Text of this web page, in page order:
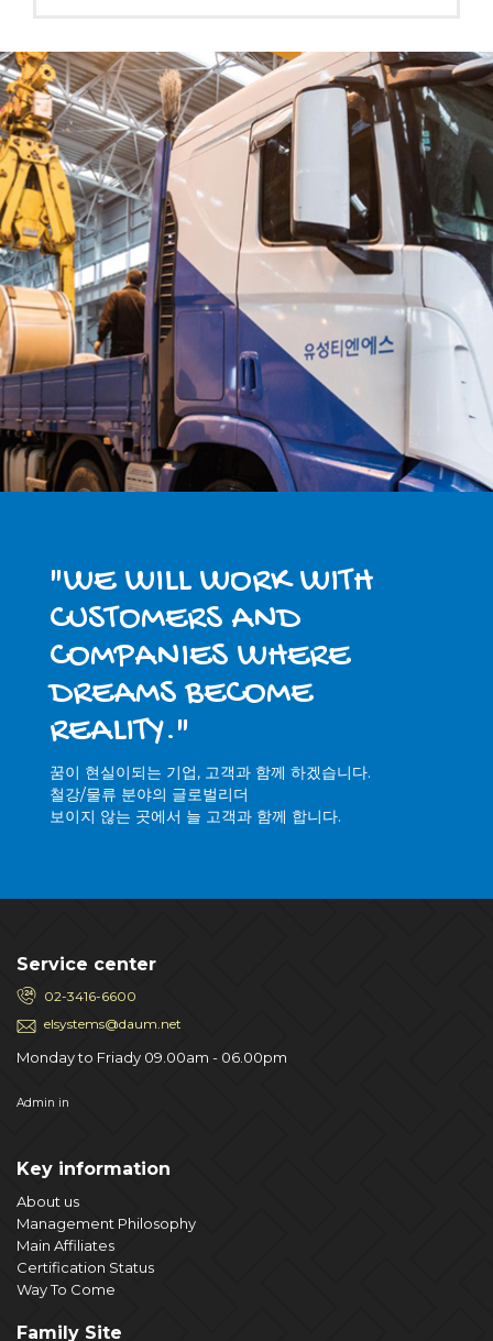
"WE WILL WORK WITH
CUSTOMERS AND
COMPANIES WHERE
DREAMS BECOME
REALITY."
꿈이 현실이되는 기업, 고객과 함께 하겠습니다.
철강/물류 분야의 글로벌리더
보이지 않는 곳에서 늘 고객과 함께 합니다.
Service center
02-3416-6600
elsystems@daum.net
Monday to Friady 09.00am - 06.00pm
Admin in
Key information
About us
Management Philosophy
Main Affiliates
Certification Status
Way To Come
Family Site